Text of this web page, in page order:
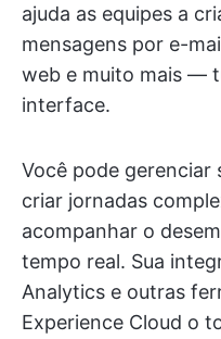
ajuda as equipes a
mensagens por e-
web e muito mais —
interface.
Você pode gerenciar
criar jornadas
acompanhar o
tempo real. Sua
Analytics e outras
Experience Cloud o